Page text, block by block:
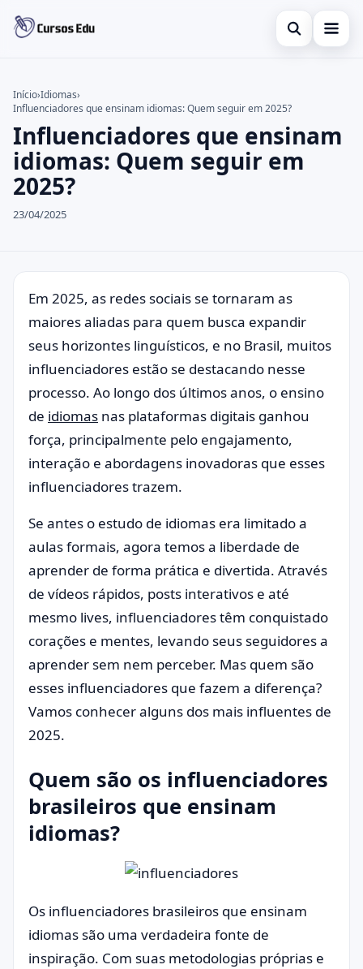
Abrir busca
Inglês
Idiomas
espanhol
Buscar no site
Buscar por:
Pressione Enter para buscar ou ESC para fechar.
Início›Idiomas›
Influenciadores que ensinam idiomas: Quem seguir em 2025?
Influenciadores que ensinam
idiomas: Quem seguir em
2025?
23/04/2025
Em 2025, as redes sociais se tornaram as
maiores aliadas para quem busca expandir
seus horizontes linguísticos, e no Brasil, muitos
influenciadores estão se destacando nesse
processo. Ao longo dos últimos anos, o ensino
de idiomas nas plataformas digitais ganhou
força, principalmente pelo engajamento,
interação e abordagens inovadoras que esses
influenciadores trazem.
Se antes o estudo de idiomas era limitado a
aulas formais, agora temos a liberdade de
aprender de forma prática e divertida. Através
de vídeos rápidos, posts interativos e até
mesmo lives, influenciadores têm conquistado
corações e mentes, levando seus seguidores a
aprender sem nem perceber. Mas quem são
esses influenciadores que fazem a diferença?
Vamos conhecer alguns dos mais influentes de
2025.
Quem são os influenciadores
brasileiros que ensinam
idiomas?
Os influenciadores brasileiros que ensinam
idiomas são uma verdadeira fonte de
inspiração. Com suas metodologias próprias e